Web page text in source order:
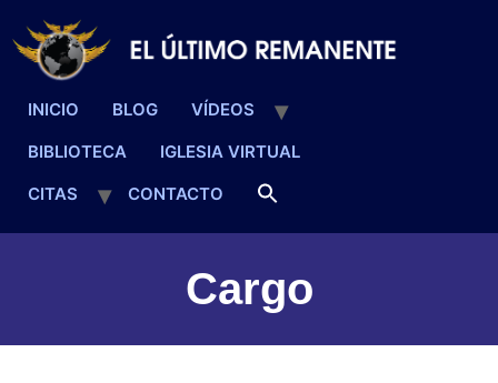
INICIO BLOG
VÍDEOS
BIBLIOTECA
IGLESIA VIRTUAL
CITAS
CONTACTO
Cargo